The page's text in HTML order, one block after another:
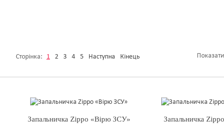
Сторінка: 1 2 3 4 5 Наступна Кінець Показати
Запальничка Zippo «Вірю ЗСУ»
Запальничка